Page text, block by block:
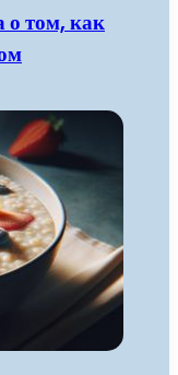
о том, как